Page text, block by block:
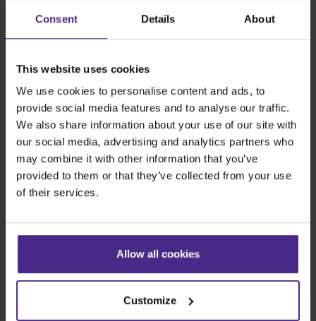
Consent Details About
This website uses cookies
We use cookies to personalise content and ads, to
provide social media features and to analyse our traffic.
We also share information about your use of our site with
our social media, advertising and analytics partners who
may combine it with other information that you’ve
provided to them or that they’ve collected from your use
of their services.
Allow all cookies
Customize
Evolution3™ SmartFold
Evolution3™ BenchTop
Evolution3™ FreeHand
Universal-Schneidegeräte
Sabre Serie 2
Technic ARC